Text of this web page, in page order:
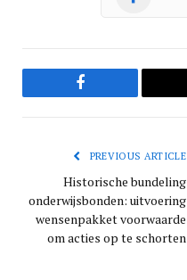
Facebook
PREVIOUS ARTICLE
Historische bundeling
onderwijsbonden: uitvoering
wensenpakket voorwaarde
om acties op te schorten